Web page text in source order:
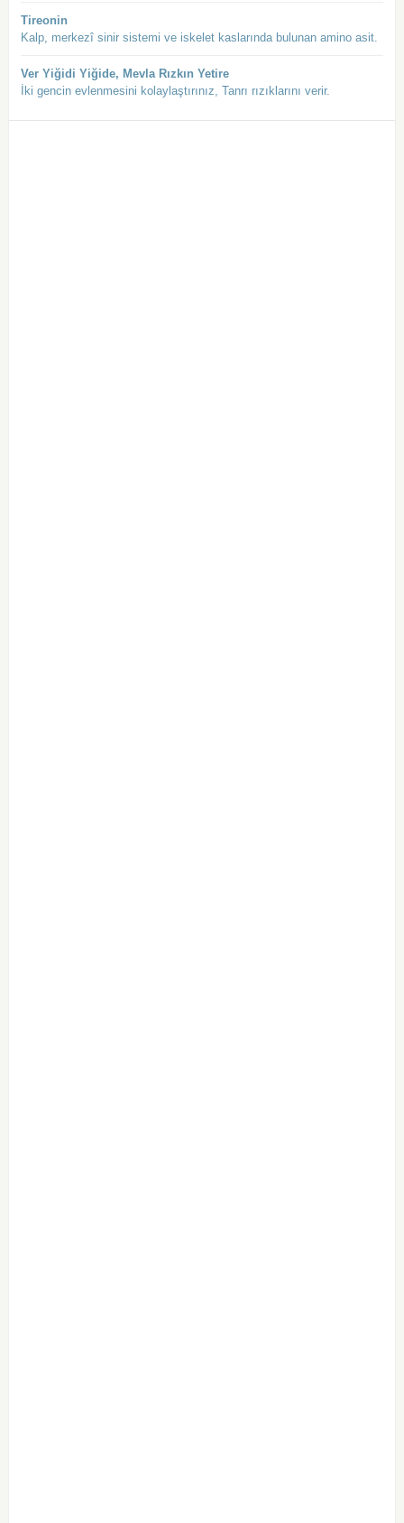
Tireonin
Kalp, merkezî sinir sistemi ve iskelet kaslarında bulunan amino asit.
Ver Yiğidi Yiğide, Mevla Rızkın Yetire
İki gencin evlenmesini kolaylaştırınız, Tanrı rızıklarını verir.